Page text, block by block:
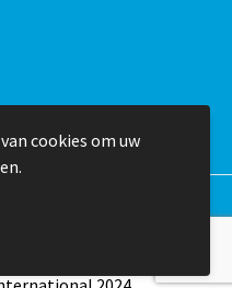
cookies om uw